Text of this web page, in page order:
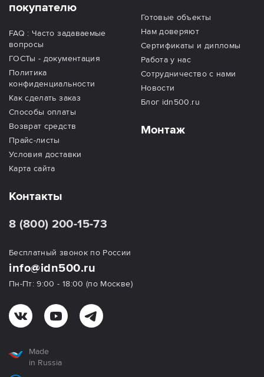
покупателю
FAQ : Часто задаваемые
вопросы
ГОСТы - документация
Политика
конфиденциальности
Как сделать заказ
Способы оплаты
Возврат средств
Прайс-листы
Условия доставки
Карта сайта
Готовые объекты
Нам доверяют
Сертификаты и дипломы
Работа у нас
Сотрудничество с нами
Новости
Блог idn500.ru
Монтаж
Контакты
8 (800) 200-15-73
Бесплатный звонок по России
info@idn500.ru
Пн-Пт: 9:00 - 18:00 (по Москве)
Made
in Russia